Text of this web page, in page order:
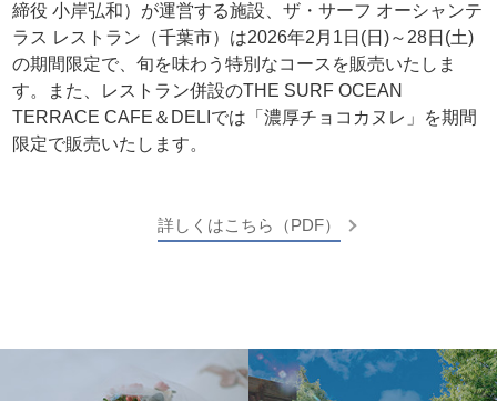
締役 小岸弘和）が運営する施設、ザ・サーフ オーシャンテ
ラス レストラン（千葉市）は2026年2月1日(日)～28日(土)
の期間限定で、旬を味わう特別なコースを販売いたしま
す。また、レストラン併設のTHE SURF OCEAN
TERRACE CAFE＆DELIでは「濃厚チョコカヌレ」を期間
限定で販売いたします。
詳しくはこちら（PDF）